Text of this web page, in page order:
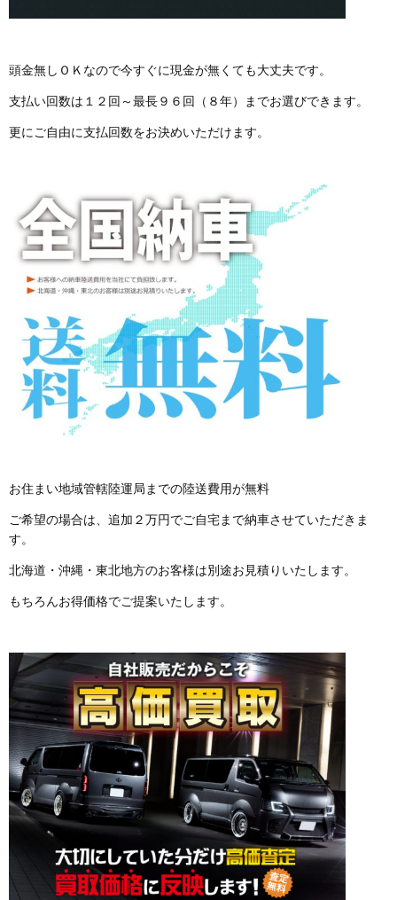
頭金無しＯＫなので今すぐに現金が無くても大丈夫です。
支払い回数は１２回～最長９６回（８年）までお選びできます。
更にご自由に支払回数をお決めいただけます。
お住まい地域管轄陸運局までの陸送費用が無料
ご希望の場合は、追加２万円でご自宅まで納車させていただきま
す。
北海道・沖縄・東北地方のお客様は別途お見積りいたします。
もちろんお得価格でご提案いたします。